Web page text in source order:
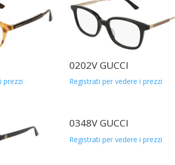
prezzi
0202V GUCCI
Registrati per vedere i prezzi
0348V GUCCI
Registrati per vedere i prezzi